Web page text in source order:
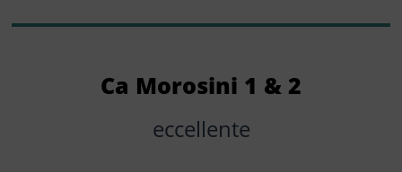
Ca Morosini 1 & 2
eccellente